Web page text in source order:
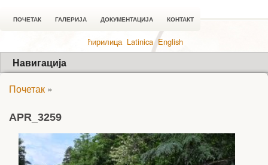
ПОЧЕТАК ГАЛЕРИЈА ДОКУМЕНТАЦИЈА КОНТАКТ
ћирилица Latinica English
Навигација
Почетак »
APR_3259